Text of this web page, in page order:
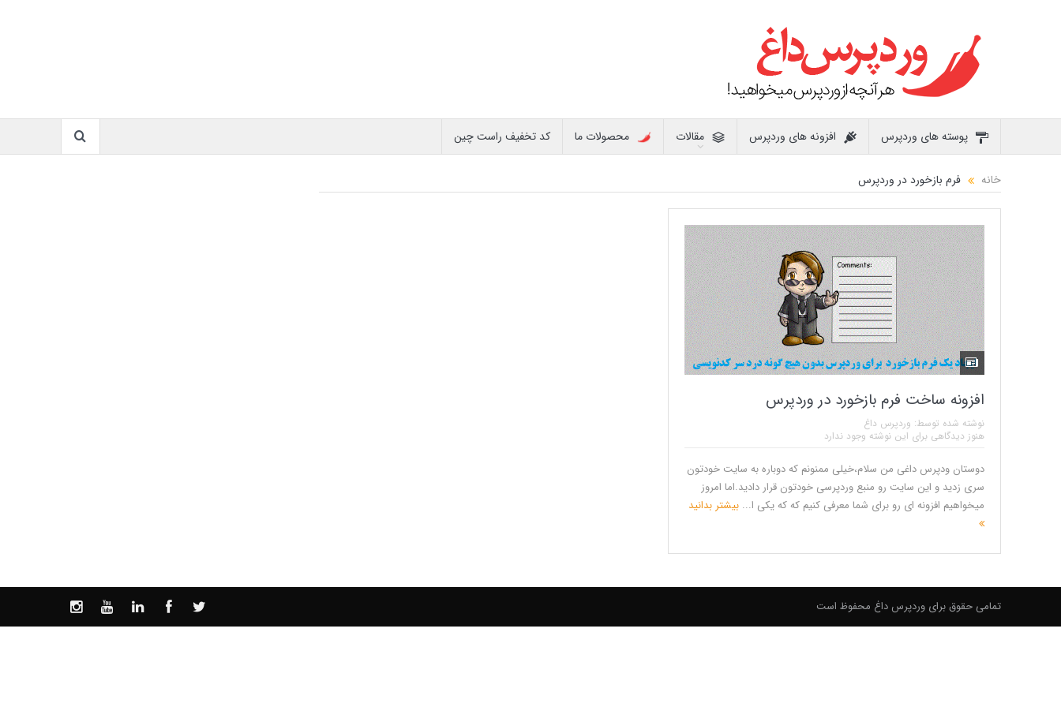
پوسته های وردپرس افزونه های وردپرس مقالات محصولات ما کد تخفیف راست چین
خانه فرم بازخورد در وردپرس
افزونه ساخت فرم بازخورد در وردپرس
نوشته شده توسط: وردپرس داغ
هنوز دیدگاهی برای این نوشته وجود ندارد
دوستان ودپرس داغی من سلام،خیلی ممنونم که دوباره به سایت خودتون
سری زدید و این سایت رو منبع وردپرسی خودتون قرار دادید.اما امروز
میخواهیم افزونه ای رو برای شما معرفی کنیم که که یکی ا...بیشتر بدانید
تمامی حقوق برای وردپرس داغ محفوظ است